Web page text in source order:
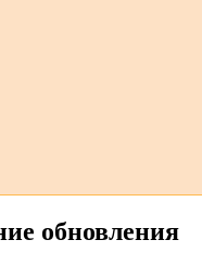
обновления